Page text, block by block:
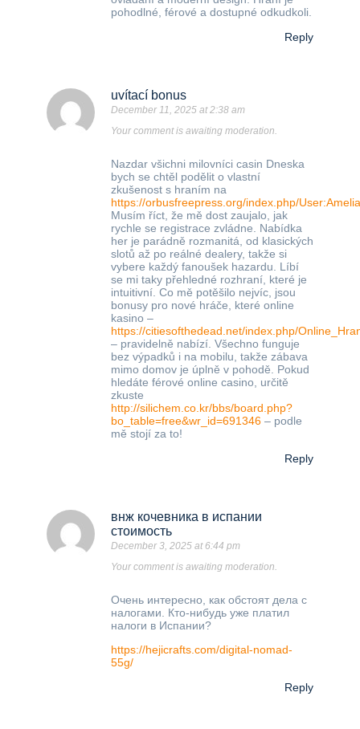
pohodlné, férové a dostupné odkudkoli.
Reply
uvítací bonus
December 11, 2025 at 2:38 am
Your comment is awaiting moderation.
Nazdar všichni milovníci casin Dneska
bych se chtěl podělit o vlastní
zkušenost s hraním na
https://orbusfreepress.org/index.php/
Musím říct, že mě dost zaujalo, jak
rychle se registrace zvládne. Nabídka
her je parádně rozmanitá, od klasických
slotů až po reálné dealery, takže si
vybere každý fanoušek hazardu. Líbí
se mi taky přehledné rozhraní, které je
intuitivní. Co mě potěšilo nejvíc, jsou
bonusy pro nové hráče, které online
kasino –
https://citiesofthedead.net/index.php/
– pravidelně nabízí. Všechno funguje
bez výpadků i na mobilu, takže zábava
mimo domov je úplně v pohodě. Pokud
hledáte férové online casino, určitě
zkuste
http://silichem.co.kr/bbs/board.php?
bo_table=free&wr_id=691346 – podle
mě stojí za to!
Reply
внж кочевника в испании
стоимость
December 3, 2025 at 6:44 pm
Your comment is awaiting moderation.
Очень интересно, как обстоят дела с
налогами. Кто-нибудь уже платил
налоги в Испании?
https://hejicrafts.com/digital-nomad-
55g/
Reply